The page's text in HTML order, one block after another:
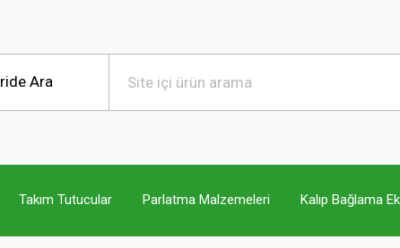
Takım Tutucular Parlatma Malzemeleri Kalıp Bağlama